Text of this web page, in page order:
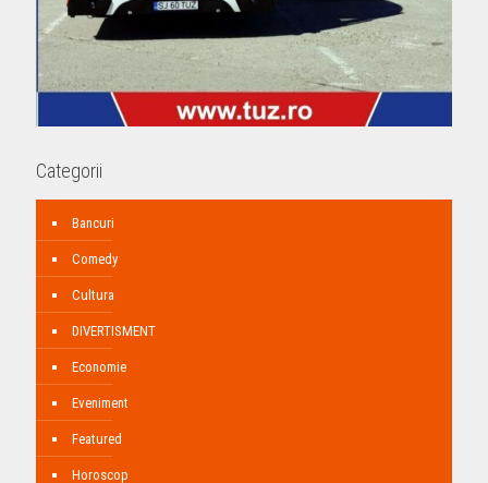
Categorii
Bancuri
Comedy
Cultura
DIVERTISMENT
Economie
Eveniment
Featured
Horoscop